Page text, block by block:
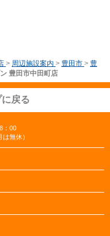
> 周辺施設案内 > 豊田市 > 豊
豊田市中田町店
戻る
：00
無休）